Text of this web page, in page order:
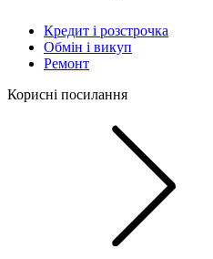
Кредит і розстрочка
Обмін і викуп
Ремонт
Корисні посилання